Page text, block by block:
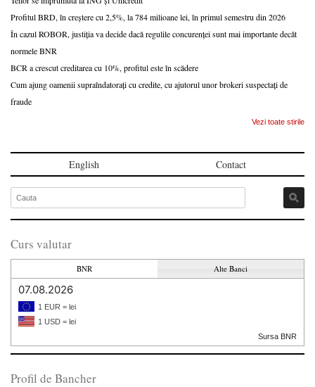
Profitul BRD, în creștere cu 2,5%, la 784 milioane lei, în primul semestru din 2026
În cazul ROBOR, justiția va decide dacă regulile concurenței sunt mai importante decât
normele BNR
BCR a crescut creditarea cu 10%, profitul este în scădere
Cum ajung oamenii supraîndatorați cu credite, cu ajutorul unor brokeri suspectați de
fraude
Vezi toate stirile
English Contact
Curs valutar
BNR Alte Banci
07.08.2026
1 EUR = lei
1 USD = lei
Sursa BNR
Profil de Bancher